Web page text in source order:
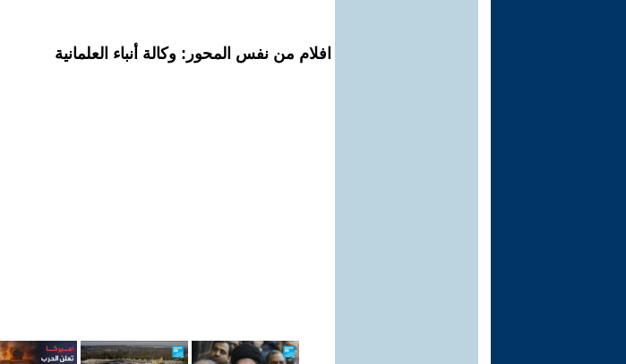
افلام من نفس المحور: وكالة أنباء العلمانية